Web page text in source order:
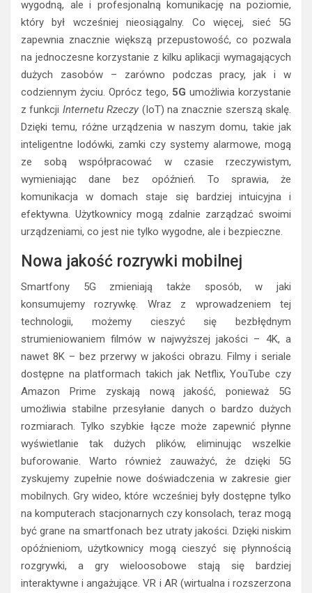
wygodną, ale i profesjonalną komunikację na poziomie,
który był wcześniej nieosiągalny. Co więcej, sieć 5G
zapewnia znacznie większą przepustowość, co pozwala
na jednoczesne korzystanie z kilku aplikacji wymagających
dużych zasobów – zarówno podczas pracy, jak i w
codziennym życiu. Oprócz tego, 5G umożliwia korzystanie
z funkcji Internetu Rzeczy (IoT) na znacznie szerszą skalę.
Dzięki temu, różne urządzenia w naszym domu, takie jak
inteligentne lodówki, zamki czy systemy alarmowe, mogą
ze sobą współpracować w czasie rzeczywistym,
wymieniając dane bez opóźnień. To sprawia, że
komunikacja w domach staje się bardziej intuicyjna i
efektywna. Użytkownicy mogą zdalnie zarządzać swoimi
urządzeniami, co jest nie tylko wygodne, ale i bezpieczne.
Nowa jakość rozrywki mobilnej
Smartfony 5G zmieniają także sposób, w jaki
konsumujemy rozrywkę. Wraz z wprowadzeniem tej
technologii, możemy cieszyć się bezbłędnym
strumieniowaniem filmów w najwyższej jakości – 4K, a
nawet 8K – bez przerwy w jakości obrazu. Filmy i seriale
dostępne na platformach takich jak Netflix, YouTube czy
Amazon Prime zyskają nową jakość, ponieważ 5G
umożliwia stabilne przesyłanie danych o bardzo dużych
rozmiarach. Tylko szybkie łącze może zapewnić płynne
wyświetlanie tak dużych plików, eliminując wszelkie
buforowanie. Warto również zauważyć, że dzięki 5G
zyskujemy zupełnie nowe doświadczenia w zakresie gier
mobilnych. Gry wideo, które wcześniej były dostępne tylko
na komputerach stacjonarnych czy konsolach, teraz mogą
być grane na smartfonach bez utraty jakości. Dzięki niskim
opóźnieniom, użytkownicy mogą cieszyć się płynnością
rozgrywki, a gry wieloosobowe stają się bardziej
interaktywne i angażujące. VR i AR (wirtualna i rozszerzona